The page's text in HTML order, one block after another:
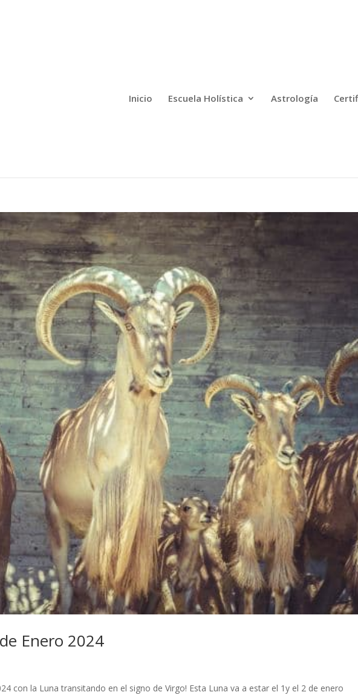
Inicio Escuela Holística Astrología
Enero 2024
con la Luna transitando en el signo de Virgo! Esta Luna va a estar el 1y el 2 de enero